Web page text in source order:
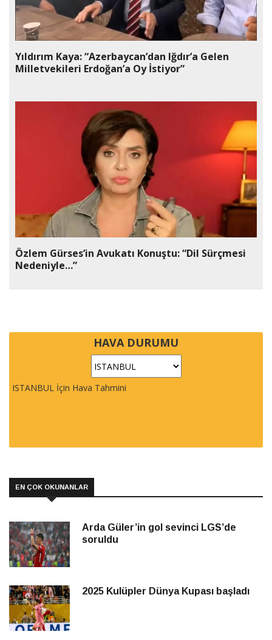
Yıldırım Kaya: “Azerbaycan’dan Iğdır’a Gelen
Milletvekileri Erdoğan’a Oy İstiyor”
Özlem Gürses’in Avukatı Konuştu: “Dil Sürçmesi
Nedeniyle…”
HAVA DURUMU
ISTANBUL İçin Hava Tahmini
EN ÇOK OKUNANLAR
Arda Güler’in gol sevinci LGS’de
soruldu
2025 Kulüpler Dünya Kupası başladı